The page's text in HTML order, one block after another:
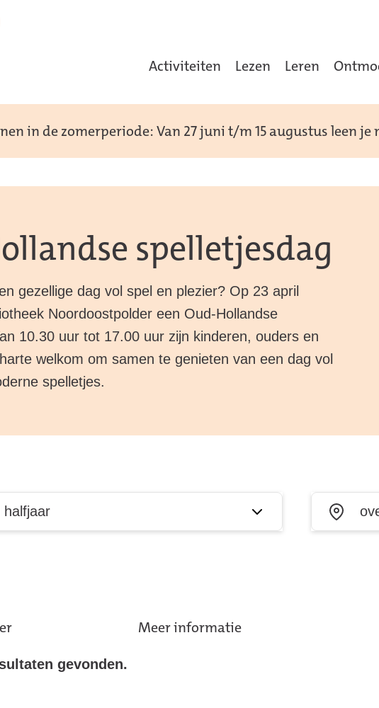
Activiteiten Lezen Leren
in de zomerperiode: Van 27 juni t/m 15 augustus leen
spelletjesdag
gezellige dag vol spel en plezier? Op 23 april
Noordoostpolder een Oud-Hollandse
10.30 uur tot 17.00 uur zijn kinderen, ouders en
welkom om samen te genieten van een dag vol
spelletjes.
Waar?
Meer informatie
gevonden.